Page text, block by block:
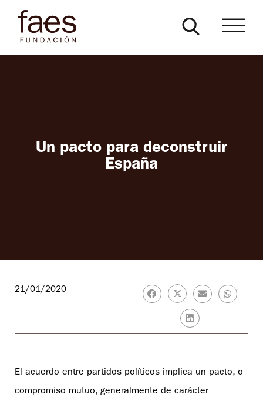
Un pacto para deconstruir
España
21/01/2020
El acuerdo entre partidos políticos implica un pacto, o
compromiso mutuo, generalmente de carácter